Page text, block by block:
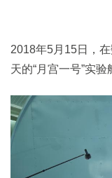
2018年5月15日，
天的“月宫一号”实